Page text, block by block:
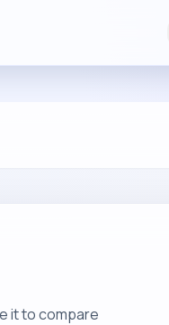
it to compare